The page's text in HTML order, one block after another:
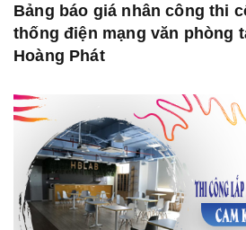
Bảng báo giá nhân công thi
thống điện mạng văn phòng
Hoàng Phát